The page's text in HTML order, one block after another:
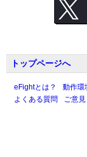
トップページへ
eFightとは？ 動作環
よくある質問
ご意